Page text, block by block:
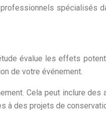
spécialisés
évalue les effets
de votre événement.
Cela peut inclure
à des projets de